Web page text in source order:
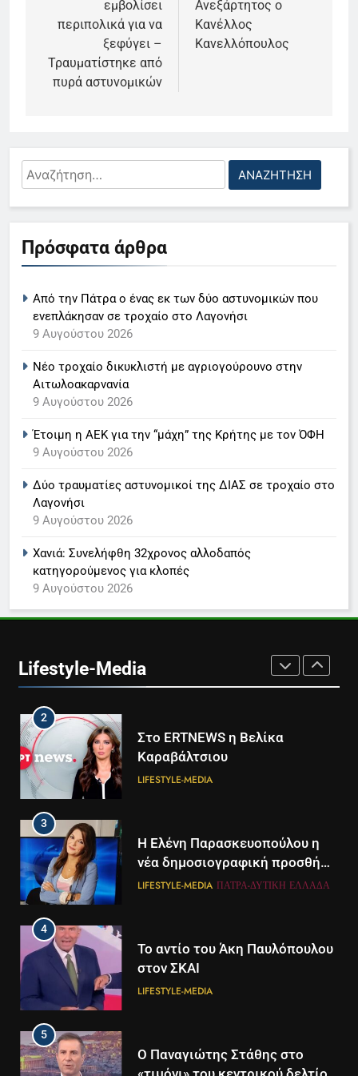
εμβολίσει
περιπολικά για να
ξεφύγει –
Τραυματίστηκε από
πυρά αστυνομικών
Ανεξάρτητος ο
Κανέλλος
Κανελλόπουλος
Αναζήτηση
για:
Πρόσφατα άρθρα
Από την Πάτρα ο ένας εκ των δύο αστυνομικών που
ενεπλάκησαν σε τροχαίο στο Λαγονήσι
9 Αυγούστου 2026
Νέο τροχαίο δικυκλιστή με αγριογούρουνο στην
Αιτωλοακαρνανία
9 Αυγούστου 2026
Έτοιμη η ΑΕΚ για την “μάχη” της Κρήτης με τον ΌΦΗ
9 Αυγούστου 2026
Δύο τραυματίες αστυνομικοί της ΔΙΑΣ σε τροχαίο στο
Λαγονήσι
9 Αυγούστου 2026
Χανιά: Συνελήφθη 32χρονος αλλοδαπός
κατηγορούμενος για κλοπές
9 Αυγούστου 2026
Lifestyle-Media
5
Ο Παναγιώτης Στάθης στο
ειδήσεων της ΕΡΤ
LIFESTYLE-MEDIA
6
Στον ΑΝΤ1 η Σία Κοσιώνη- Η
7
Παναγιώτης Στάθης
8
Times μαζί σε μια νέα
συνδρομητική πρόταση
LIFESTYLE-MEDIA
1
LIFESTYLE-MEDIA
2
Στο ERTNEWS η Βελίκα
Καραβάλτσιου
LIFESTYLE-MEDIA
3
Η Ελένη Παρασκευοπούλου η
νέα δημοσιογραφική προσθήκη
του ΣΚΑΪ στην Πάτρα
LIFESTYLE-MEDIA ΠΆΤΡΑ-ΔΥΤΙΚΉ ΕΛΛΆΔΑ
4
Το αντίο του Άκη Παυλόπουλου
στον ΣΚΑΙ
LIFESTYLE-MEDIA
5
Ο Παναγιώτης Στάθης στο
5
Διάστημα: Εντοπίστηκαν για